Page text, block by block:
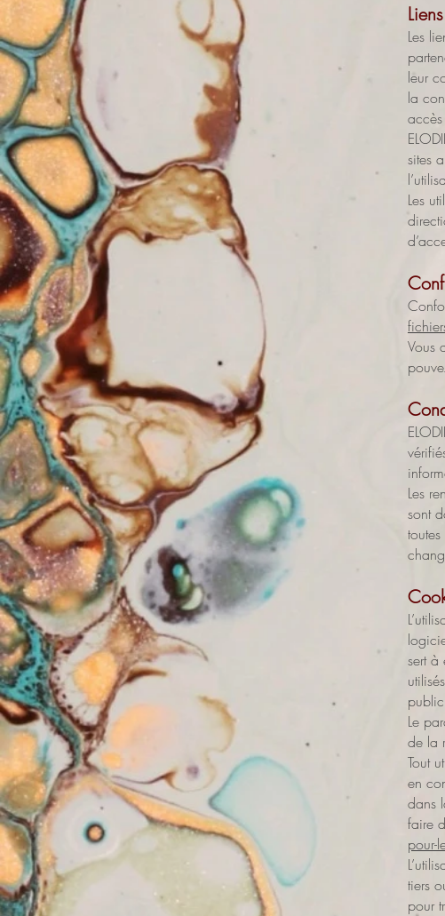
Les
leur
la
accès
sites
Les
Vous
Les
sont
sert à
Le
de la
Tout
en
dans
faire
pour-
tiers
pour